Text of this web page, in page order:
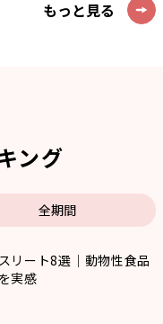
もっと見る
ング
全期間
リート8選｜動物性食品
実感